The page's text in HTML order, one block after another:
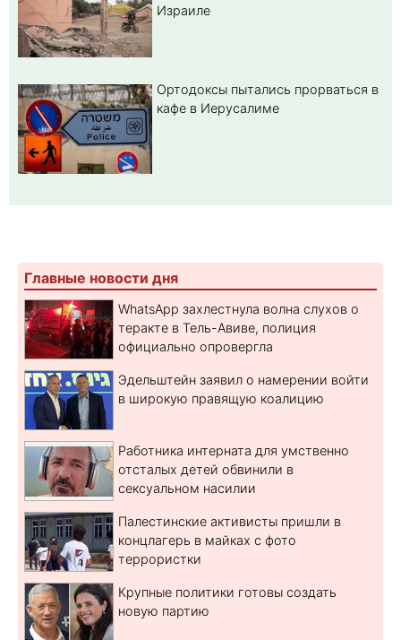
Израиле
Ортодоксы пытались прорваться в
кафе в Иерусалиме
Главные новости дня
WhatsApp захлестнула волна слухов о
теракте в Тель-Авиве, полиция
официально опровергла
Эдельштейн заявил о намерении войти
в широкую правящую коалицию
Работника интерната для умственно
отсталых детей обвинили в
сексуальном насилии
Палестинские активисты пришли в
концлагерь в майках с фото
террористки
Крупные политики готовы создать
новую партию